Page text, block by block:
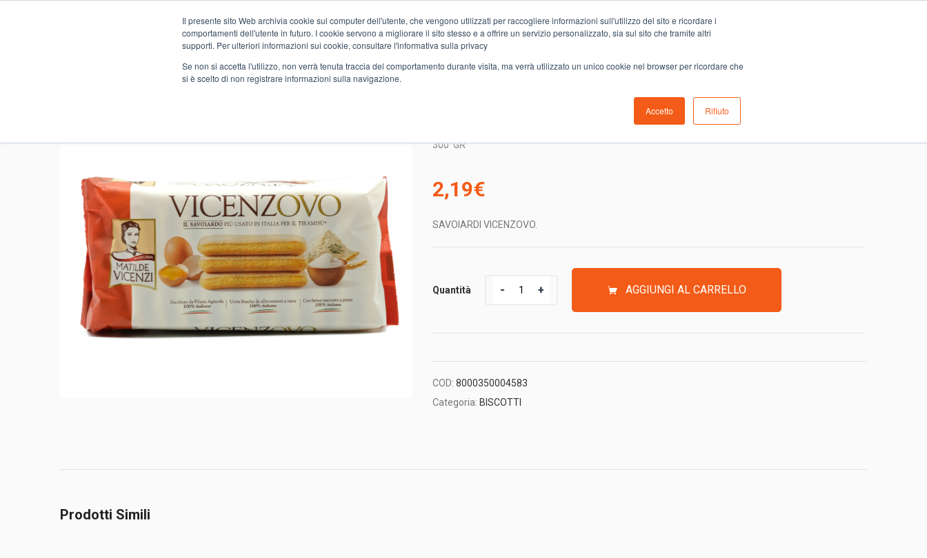
Il presente sito Web archivia cookie sul computer dell'utente, che vengono utilizzati per raccogliere informazioni sull'utilizzo del sito e ricordare i
comportamenti dell'utente in futuro. I cookie servono a migliorare il sito stesso e a offrire un servizio personalizzato, sia sul sito che tramite altri
supporti. Per ulteriori informazioni sui cookie, consultare l'informativa sulla privacy
Se non si accetta l'utilizzo, non verrà tenuta traccia del comportamento durante visita, ma verrà utilizzato un unico cookie nel browser per ricordare che
si è scelto di non registrare informazioni sulla navigazione.
Accetto Rifiuto
Novità Chi siamo Servizi Spesa online Carta Club A&O Volantino Serve aiuto?
ALIMENTARI BISCOTTI SAVOIARDI VICENZOVO .
300 GR
2,19€
SAVOIARDI VICENZOVO.
Quantità AGGIUNGI AL CARRELLO
COD: 8000350004583
Categoria: BISCOTTI
Prodotti Simili